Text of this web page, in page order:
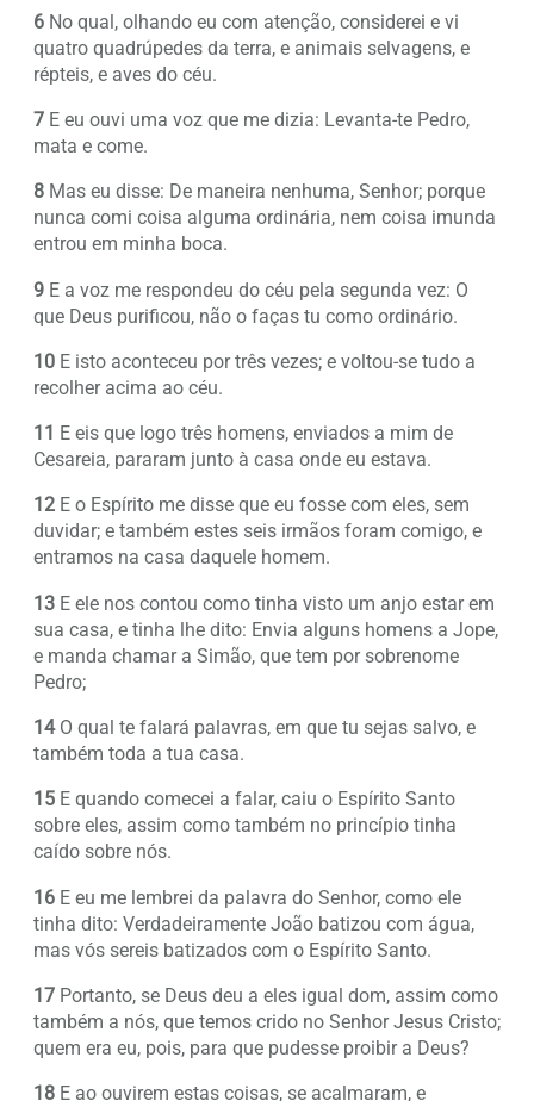
6 No qual, olhando eu com atenção, considerei e vi
quatro quadrúpedes da terra, e animais selvagens, e
répteis, e aves do céu.
7 E eu ouvi uma voz que me dizia: Levanta-te Pedro,
mata e come.
8 Mas eu disse: De maneira nenhuma, Senhor; porque
nunca comi coisa alguma ordinária, nem coisa imunda
entrou em minha boca.
9 E a voz me respondeu do céu pela segunda vez: O
que Deus purificou, não o faças tu como ordinário.
10 E isto aconteceu por três vezes; e voltou-se tudo a
recolher acima ao céu.
11 E eis que logo três homens, enviados a mim de
Cesareia, pararam junto à casa onde eu estava.
12 E o Espírito me disse que eu fosse com eles, sem
duvidar; e também estes seis irmãos foram comigo, e
entramos na casa daquele homem.
13 E ele nos contou como tinha visto um anjo estar em
sua casa, e tinha lhe dito: Envia alguns homens a Jope,
e manda chamar a Simão, que tem por sobrenome
Pedro;
14O qual te falará palavras, em que tu sejas salvo, e
também toda a tua casa.
15 E quando comecei a falar, caiu o Espírito Santo
sobre eles, assim como também no princípio tinha
caído sobre nós.
16 E eu me lembrei da palavra do Senhor, como ele
tinha dito: Verdadeiramente João batizou com água,
mas vós sereis batizados com o Espírito Santo.
17 Portanto, se Deus deu a eles igual dom, assim como
também a nós, que temos crido no Senhor Jesus Cristo;
quem era eu, pois, para que pudesse proibir a Deus?
18 E ao ouvirem estas coisas, se acalmaram, e